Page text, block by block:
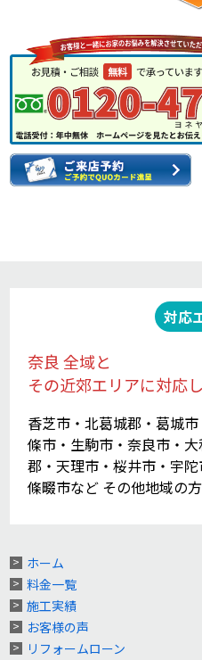
対応
奈良 全域と
その近郊エリアに対応
香芝市・北葛城郡・葛城
條市・生駒市・奈良市・
郡・天理市・桜井市・宇
條畷市など その他地域の
ホーム
料金一覧
施工実績
お客様の声
リフォームローン